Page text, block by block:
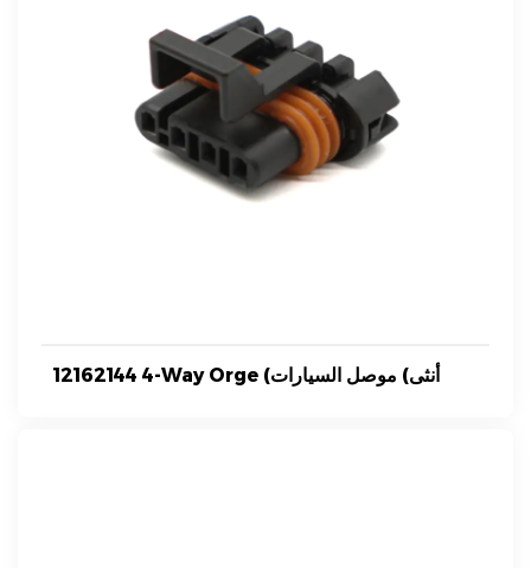
12162144 4-Way Orge (أنثى) موصل السيارات